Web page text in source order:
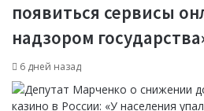
появиться сервисы
надзором
6 дней назад